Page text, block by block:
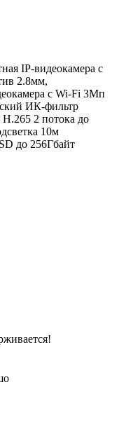
IP-видеокамера с
2.8мм,
с Wi-Fi 3Мп
ИК-фильтр
H.265 2 потока до
10м
до 256Гбайт